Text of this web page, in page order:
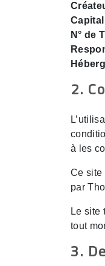
Capital
N° de
2.
à les
Ce site
par
Le site
tout
3.